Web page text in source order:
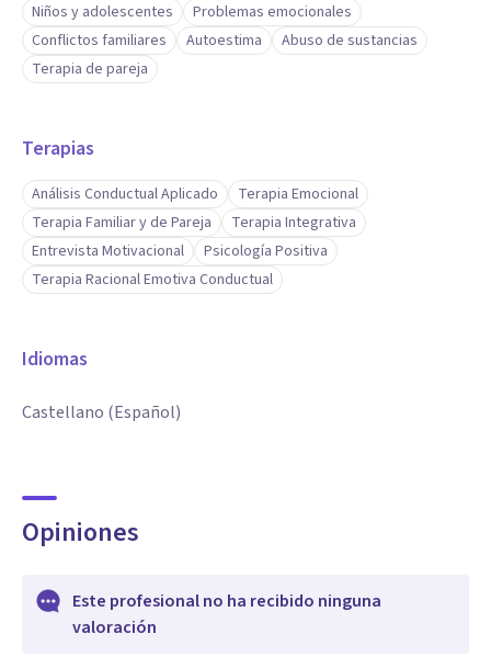
Niños y adolescentes
Problemas emocionales
Conflictos familiares
Autoestima
Abuso de sustancias
Terapia de pareja
Terapias
Análisis Conductual Aplicado
Terapia Emocional
Terapia Familiar y de Pareja
Terapia Integrativa
Entrevista Motivacional
Psicología Positiva
Terapia Racional Emotiva Conductual
Idiomas
Castellano (Español)
Opiniones
Este profesional no ha recibido ninguna
valoración